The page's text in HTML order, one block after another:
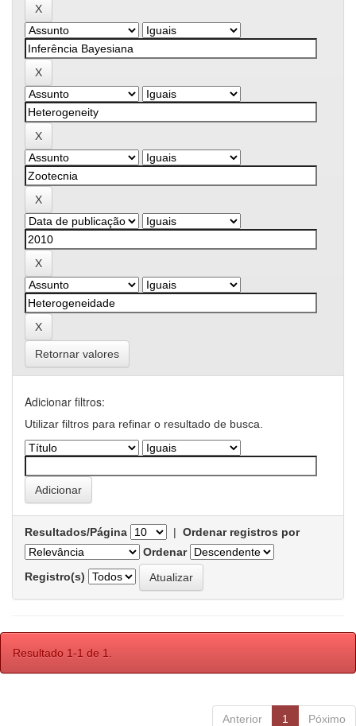
Retornar valores
Adicionar filtros:
Utilizar filtros para refinar o resultado de busca.
Resultados/Página | Ordenar registros por
Ordenar
Registro(s)
Resultado 1-1 de 1.
Anterior 1 Póximo